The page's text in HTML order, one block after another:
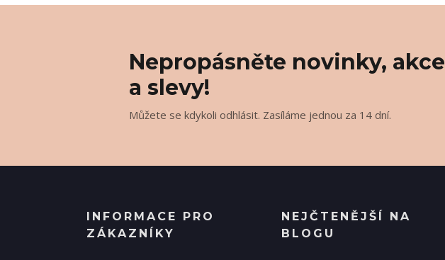
Nepropásněte novinky, akce
a slevy!
Můžete se kdykoli odhlásit. Zasíláme jednou za 14 dní.
INFORMACE PRO
ZÁKAZNÍKY
NEJČTENĚJŠÍ NA
BLOGU